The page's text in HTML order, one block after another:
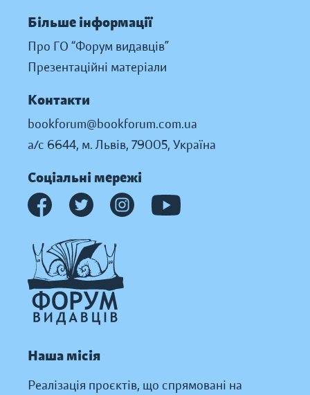
Більше інформації
Про ГО “Форум видавців”
Презентаційні матеріали
Контакти
bookforum@bookforum.com.ua
а/с 6644, м. Львів, 79005, Україна
Соціальні мережі
Наша місія
Реалізація проєктів, що спрямовані на